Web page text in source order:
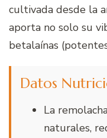
cultivada desde la
aporta no solo su
betalaínas
Datos
La
naturales,